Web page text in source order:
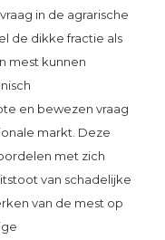
in de agrarische
de dikke fractie als
mest kunnen
en bewezen vraag
markt. Deze
met zich
van schadelijke
van de mest op